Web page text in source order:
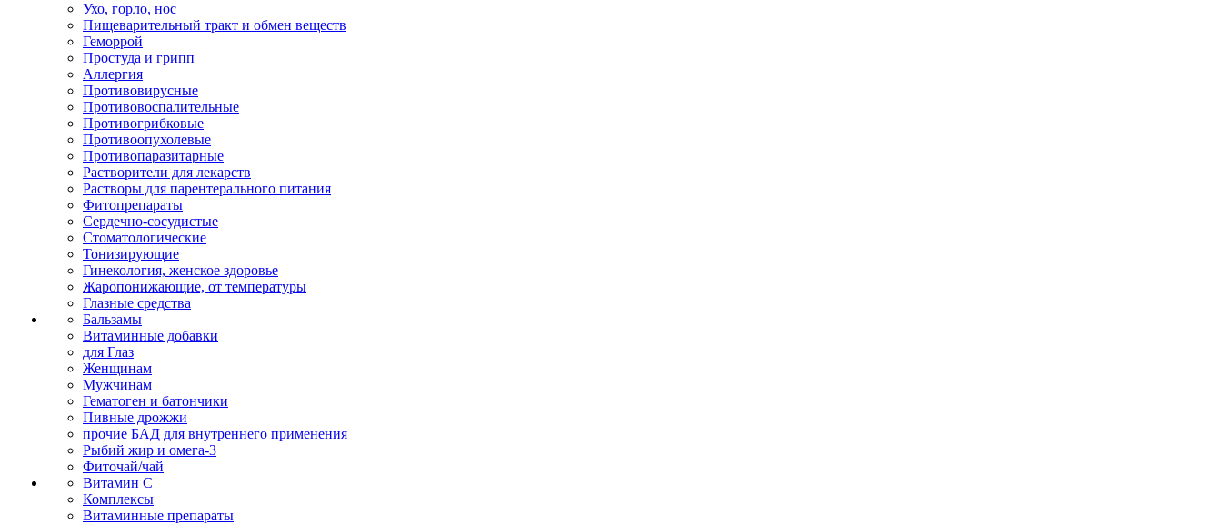
Ухо, горло, нос
Пищеварительный тракт и обмен веществ
Геморрой
Простуда и грипп
Аллергия
Противовирусные
Противовоспалительные
Противогрибковые
Противоопухолевые
Противопаразитарные
Растворители для лекарств
Растворы для парентерального питания
Фитопрепараты
Сердечно-сосудистые
Стоматологические
Тонизирующие
Гинекология, женское здоровье
Жаропонижающие, от температуры
Глазные средства
Бальзамы
Витаминные добавки
для Глаз
Женщинам
Мужчинам
Гематоген и батончики
Пивные дрожжи
прочие БАД для внутреннего применения
Рыбий жир и омега-3
Фиточай/чай
Витамин С
Комплексы
Витаминные препараты